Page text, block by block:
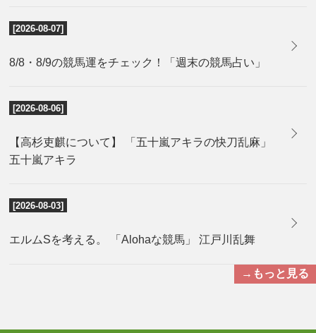
[2026-08-07]
8/8・8/9の競馬運をチェック！「週末の競馬占い」
[2026-08-06]
【高杉吏麒について】 「五十嵐アキラの快刀乱麻」
五十嵐アキラ
[2026-08-03]
エルムSを考える。 「Alohaな競馬」 江戸川乱舞
→もっと見る